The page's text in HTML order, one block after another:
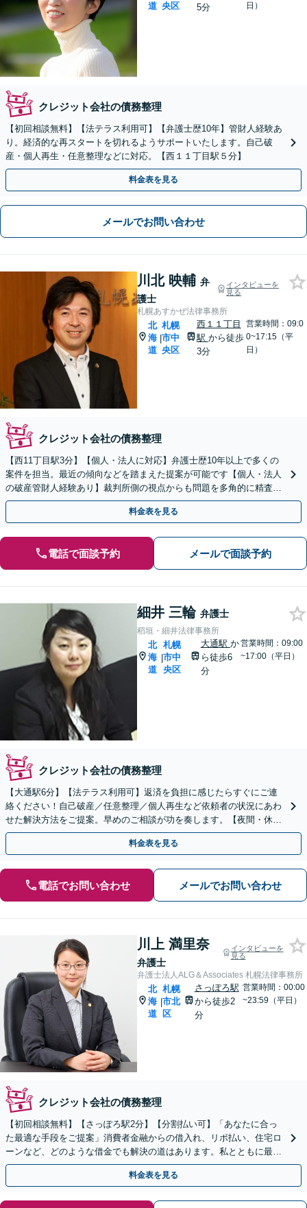
道 央区
5分
日）
クレジット会社の債務整理
【初回相談無料】【法テラス利用可】【弁護士歴10年】管財人経験あ
り。経済的な再スタートを切れるようサポートいたします。自己破
産・個人再生・任意整理などに対応。【西１１丁目駅５分】
料金表を見る
メールでお問い合わせ
川北 映輔 弁
護士
インタビューを
見る
札幌あすかぜ法律事務所
北
海
道
|
札幌
市中
央区
西１１丁目
駅 から徒歩
3分
営業時間：09:0
0~17:15（平
日）
クレジット会社の債務整理
【西11丁目駅3分】【個人・法人に対応】弁護士歴10年以上で多くの
案件を担当。最近の傾向などを踏まえた提案が可能です【個人・法人
の破産管財人経験あり】裁判所側の視点からも問題を多角的に精査し
ます【初回面談無料】【法テラス利用可】
料金表を見る
電話で面談予約 メールで面談予約
細井 三輪 弁護士
稻垣・細井法律事務所
北
海
道
|
札幌
市中
央区
大通駅 か
ら徒歩6
分
営業時間：09:00
~17:00（平日）
クレジット会社の債務整理
【大通駅6分】【法テラス利用可】返済を負担に感じたらすぐにご連
絡ください！自己破産／任意整理／個人再生など依頼者の状況にあわ
せた解決方法をご提案。早めのご相談が功を奏します。【夜間・休日
対応可】【完全個室】
料金表を見る
電話でお問い合わせ メールでお問い合わせ
川上 満里奈
弁護士
インタビューを
見る
弁護士法人ALG＆Associates 札幌法律事務所
北
海
道
|
札幌
市北
区
さっぽろ駅
から徒歩2
分
営業時間：00:00
~23:59（平日）
クレジット会社の債務整理
【初回相談無料】【さっぽろ駅2分】【分割払い可】「あなたに合っ
た最適な手段をご提案」消費者金融からの借入れ、リボ払い、住宅ロ
ーンなど、どのような借金でも解決の道はあります。私とともに最善
の解決を図りましょう【安心の完全個室対応／秘密厳守】
料金表を見る